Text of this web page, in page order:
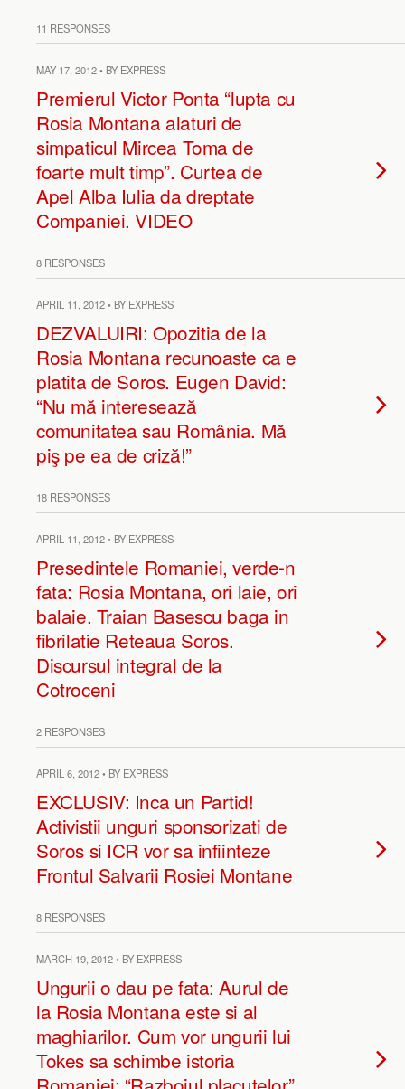
11 RESPONSES
MAY 17, 2012 • BY EXPRESS
Premierul Victor Ponta “lupta cu
Rosia Montana alaturi de
simpaticul Mircea Toma de
foarte mult timp”. Curtea de
Apel Alba Iulia da dreptate
Companiei. VIDEO
8 RESPONSES
APRIL 11, 2012 • BY EXPRESS
DEZVALUIRI: Opozitia de la
Rosia Montana recunoaste ca e
platita de Soros. Eugen David:
“Nu mă interesează
comunitatea sau România. Mă
piş pe ea de criză!”
18 RESPONSES
APRIL 11, 2012 • BY EXPRESS
Presedintele Romaniei, verde-n
fata: Rosia Montana, ori laie, ori
balaie. Traian Basescu baga in
fibrilatie Reteaua Soros.
Discursul integral de la
Cotroceni
2 RESPONSES
APRIL 6, 2012 • BY EXPRESS
EXCLUSIV: Inca un Partid!
Activistii unguri sponsorizati de
Soros si ICR vor sa infiinteze
Frontul Salvarii Rosiei Montane
8 RESPONSES
MARCH 19, 2012 • BY EXPRESS
Ungurii o dau pe fata: Aurul de
la Rosia Montana este si al
maghiarilor. Cum vor ungurii lui
Tokes sa schimbe istoria